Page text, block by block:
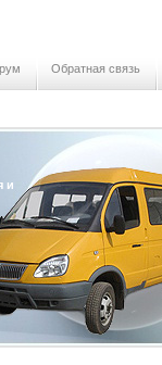
Обратная связь
и